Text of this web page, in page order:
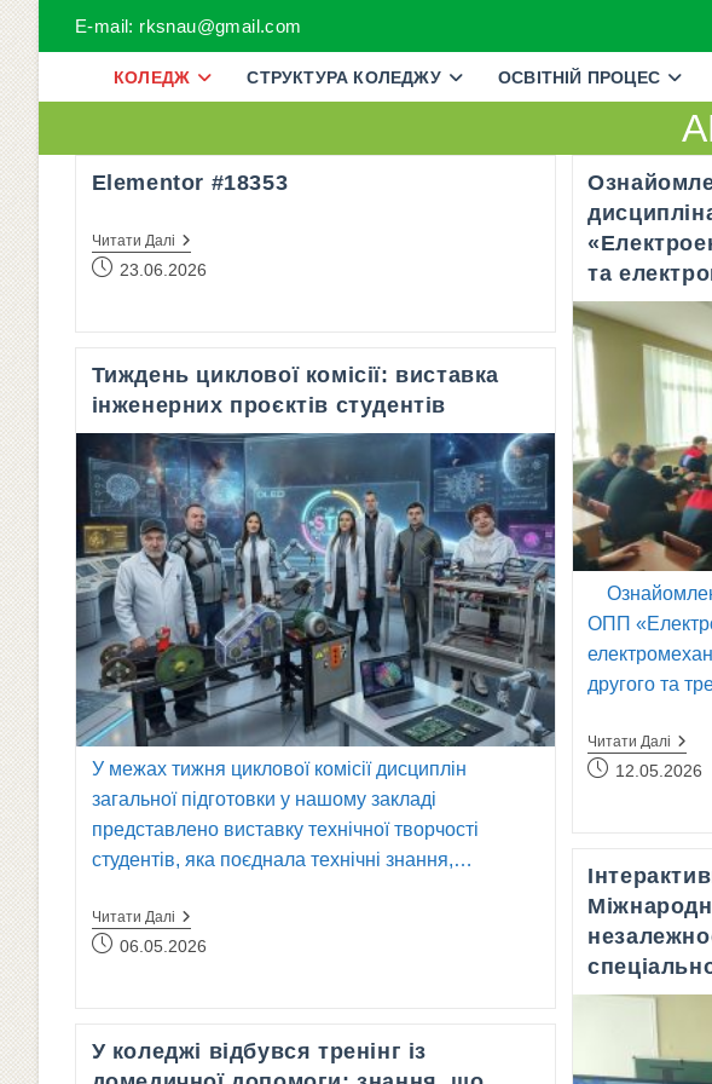
Перейти
до
вмісту
E-mail: rksnau@gmail.com
КОЛЕДЖ СТРУКТУРА КОЛЕДЖУ ОСВІТНІЙ ПРОЦЕС
Elementor #18353
Читати ДаліElementor
#18353
Запис23.06.2026
та
ОПП
другого та
Читати Далі
З
Та
Запис12.05.2026
Тиждень циклової комісії: виставка
інженерних проєктів студентів
У межах тижня циклової комісії дисциплін
загальної підготовки у нашому закладі
представлено виставку технічної творчості
студентів, яка поєднала технічні знання,…
Читати ДаліТиждень
Циклової
Комісії:
Запис06.05.2026
У коледжі відбувся тренінг із